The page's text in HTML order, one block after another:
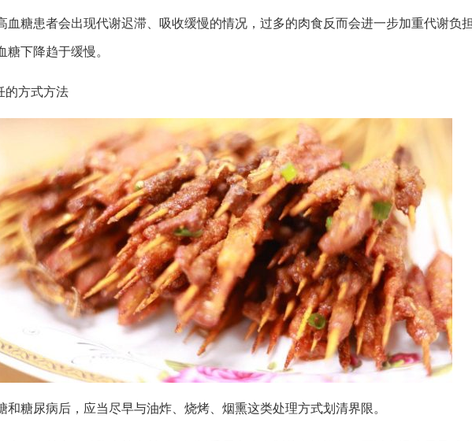
血糖患者会出现代谢迟滞、吸收缓慢的情况，过多的肉食反而会进一步加重代谢负担
糖下降趋于缓慢。
的方式方法
和糖尿病后，应当尽早与油炸、烧烤、烟熏这类处理方式划清界限。